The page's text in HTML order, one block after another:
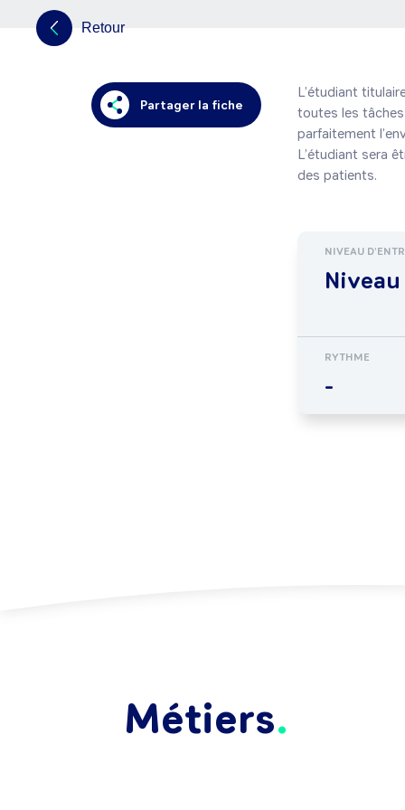
Retour
Partager la fiche
L’étudiant
toutes les
parfaitement
L’étudiant sera
des patients.
NIVEAU
Niveau
RYTHME
-
Métiers